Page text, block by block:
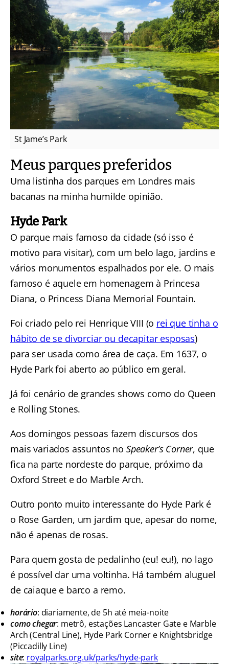
St Jame’s Park
Meus parques preferidos
Uma listinha dos parques em Londres mais
bacanas na minha humilde opinião.
Hyde Park
O parque mais famoso da cidade (só isso é
motivo para visitar), com um belo lago, jardins e
vários monumentos espalhados por ele. O mais
famoso é aquele em homenagem à Princesa
Diana, o Princess Diana Memorial Fountain.
Foi criado pelo rei Henrique VIII (o rei que tinha o
hábito de se divorciar ou decapitar esposas)
para ser usada como área de caça. Em 1637, o
Hyde Park foi aberto ao público em geral.
Já foi cenário de grandes shows como do Queen
e Rolling Stones.
Aos domingos pessoas fazem discursos dos
mais variados assuntos no Speaker’s Corner, que
fica na parte nordeste do parque, próximo da
Oxford Street e do Marble Arch.
Outro ponto muito interessante do Hyde Park é
o Rose Garden, um jardim que, apesar do nome,
não é apenas de rosas.
Para quem gosta de pedalinho (eu! eu!), no lago
é possível dar uma voltinha. Há também aluguel
de caiaque e barco a remo.
horário: diariamente, de 5h até meia-noite
como chegar: metrô, estações Lancaster Gate e Marble
Arch (Central Line), Hyde Park Corner e Knightsbridge
(Piccadilly Line)
site: royalparks.org.uk/parks/hyde-park